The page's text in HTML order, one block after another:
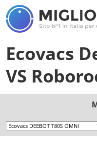
Ecovacs
VS